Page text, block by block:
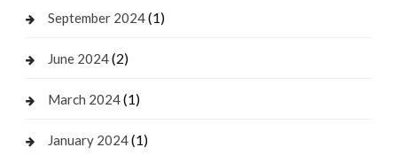
September 2024(1)
June 2024(2)
March 2024(1)
January 2024(1)